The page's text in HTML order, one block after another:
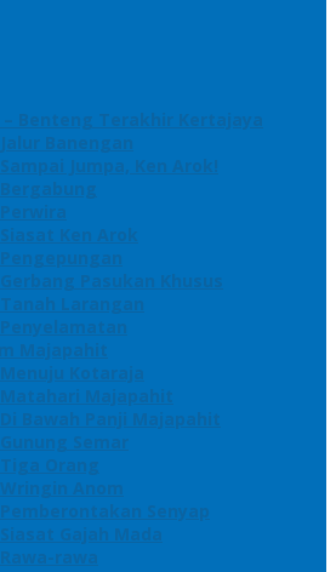
– Benteng Terakhir Kertajaya
Banengan
Jumpa, Ken Arok!
Ken Arok
Pasukan Khusus
Larangan
Majapahit
Kotaraja
Matahari Majapahit
Bawah Panji Majapahit
Semar
Orang
Anom
Senyap
Gajah Mada
rawa